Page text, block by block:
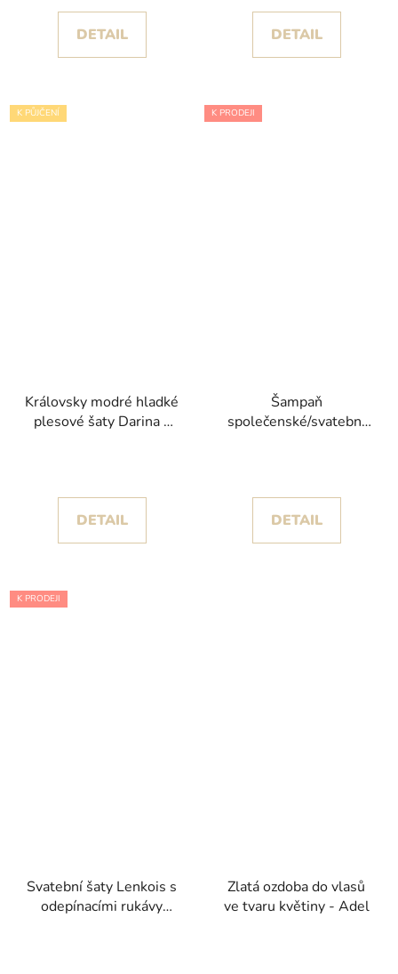
DETAIL DETAIL
K PŮJČENÍ
Královsky modré hladké
plesové šaty Darina s
DETAIL
K PRODEJI
Šampaň
společenské/svatební
DETAIL
K PRODEJI
Svatební šaty Lenkois s
odepínacími rukávy
Zlatá ozdoba do vlasů
ve tvaru květiny - Adel